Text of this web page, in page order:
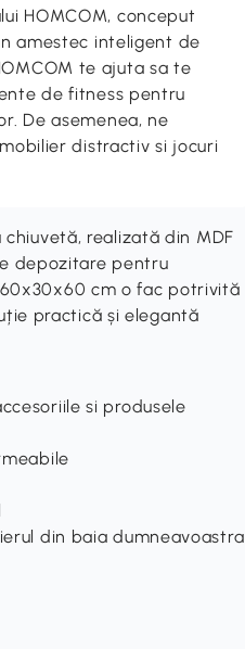
HOMCOM, conceput
amestec inteligent de
te ajuta sa te
de fitness pentru
De asemenea, ne
distractiv si jocuri
realizată din MDF
depozitare pentru
cm o fac potrivită
practică și elegantă
si produsele
din baia dumneavoastra